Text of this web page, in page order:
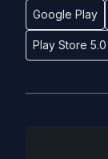
Google Play
Play Store 5.0